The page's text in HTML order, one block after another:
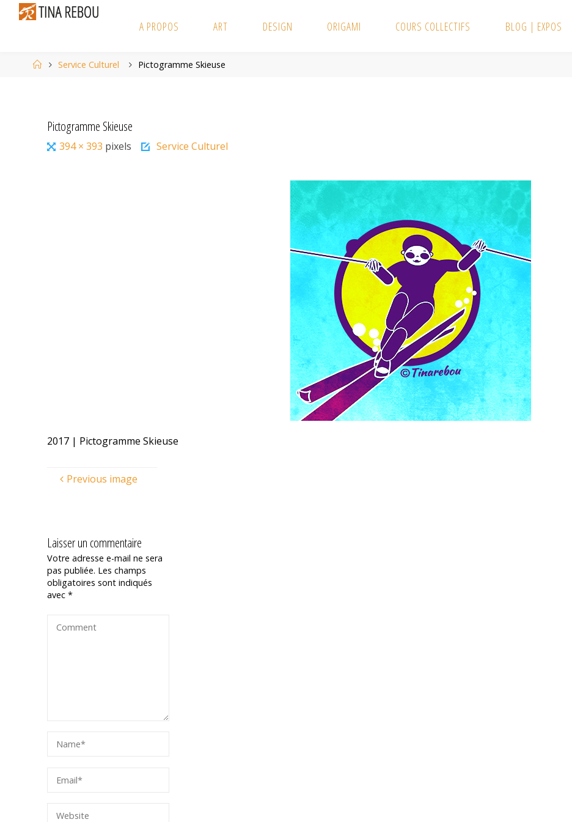
A PROPOS ART DESIGN ORIGAMI COURS COLLECTIFS BLOG | EXPOS
HomeService Culturel Pictogramme Skieuse
Pictogramme Skieuse
Full394 × 393 pixels Service Culturel
2017 | Pictogramme Skieuse
Previous image
Laisser un commentaire
Votre adresse e-mail ne sera
pas publiée. Les champs
obligatoires sont indiqués
avec *